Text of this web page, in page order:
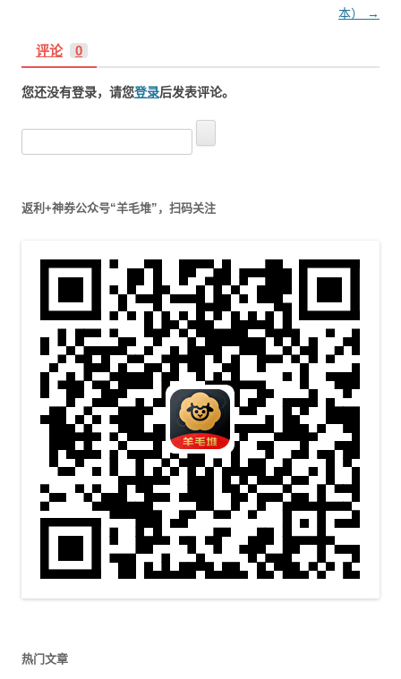
本）
→
评论 0
您还没有登录，请您登录后发表评论。
搜
索
返利+神券公众号“羊毛堆”，扫码关注
热门文章